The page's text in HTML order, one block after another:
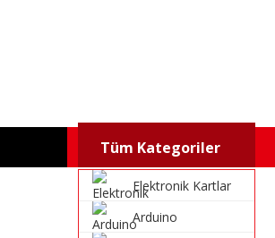
Tüm Kategoriler
Elektronik Kartlar
Arduino